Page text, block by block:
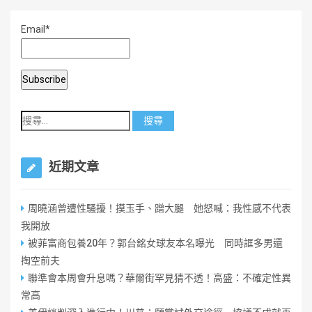
Email*
近期文章
周曉涵曾遭性騷擾！摸玉手、蹭大腿 她怒喊：我性感不代表
我開放
被菲富商包養20年？郭台銘女球友本名曝光 同時誆多男還
掏空前夫
聯準會本周會升息嗎？華爾街罕見猜不透！高盛：不確定性異
常高